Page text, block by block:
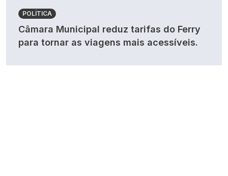
POLÍTICA
Câmara Municipal reduz tarifas do Ferry
para tornar as viagens mais acessíveis.